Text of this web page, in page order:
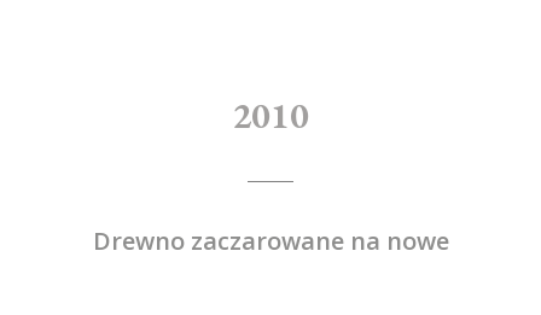
2010
Drewno zaczarowane na nowe